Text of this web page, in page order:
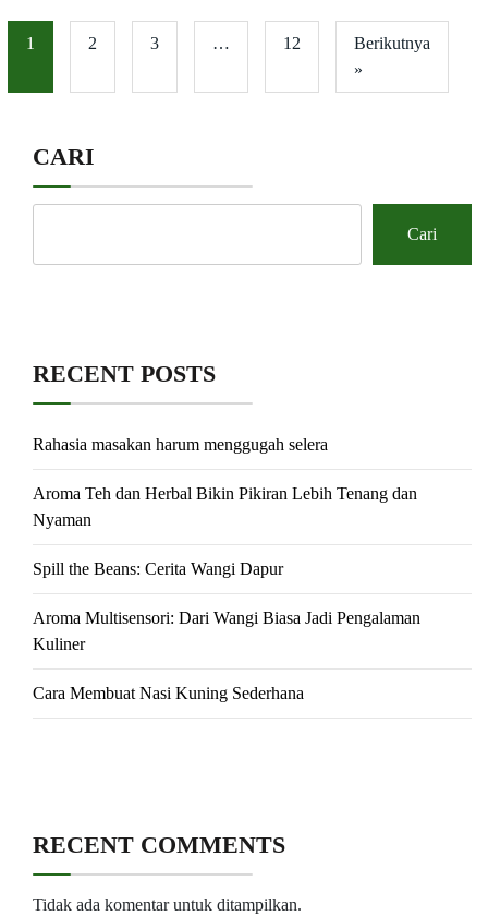
1 2 3 … 12
Berikutnya
»
CARI
Cari
RECENT POSTS
Rahasia masakan harum menggugah selera
Aroma Teh dan Herbal Bikin Pikiran Lebih Tenang dan
Nyaman
Spill the Beans: Cerita Wangi Dapur
Aroma Multisensori: Dari Wangi Biasa Jadi Pengalaman
Kuliner
Cara Membuat Nasi Kuning Sederhana
RECENT COMMENTS
Tidak ada komentar untuk ditampilkan.